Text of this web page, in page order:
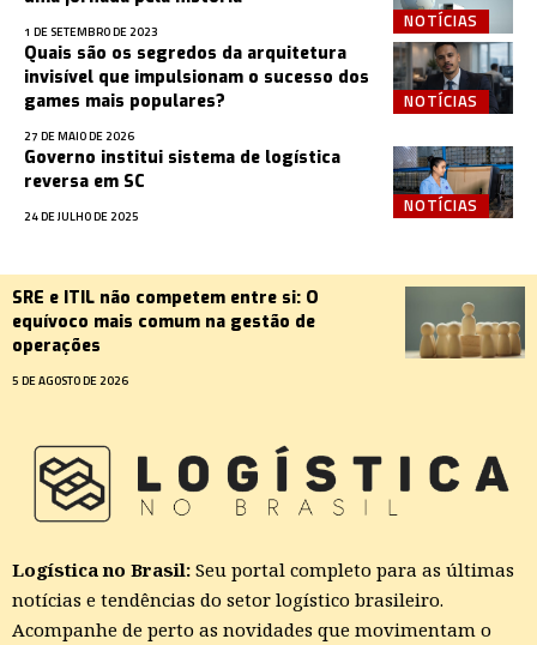
NOTÍCIAS
1 DE SETEMBRO DE 2023
NOTÍCIAS
Quais são os segredos da arquitetura
invisível que impulsionam o sucesso dos
games mais populares?
27 DE MAIO DE 2026
NOTÍCIAS
Governo institui sistema de logística
reversa em SC
24 DE JULHO DE 2025
SRE e ITIL não competem entre si: O
equívoco mais comum na gestão de
operações
5 DE AGOSTO DE 2026
Logística no Brasil: Seu portal completo para as últimas
notícias e tendências do setor logístico brasileiro.
Acompanhe de perto as novidades que movimentam o